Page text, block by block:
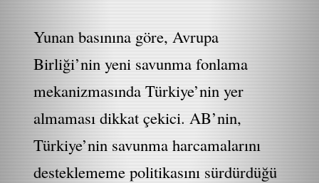
Yunan basınına göre, Avrupa
Birliği’nin yeni savunma fonlama
mekanizmasında Türkiye’nin yer
almaması dikkat çekici. AB’nin,
Türkiye’nin savunma harcamalarını
desteklememe politikasını sürdürdüğü